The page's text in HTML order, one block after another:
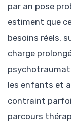
par an pose
estiment que
besoins réels,
charge
les enfants et
contraint
parcours